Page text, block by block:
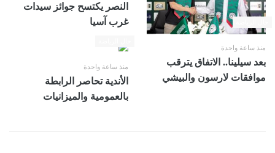
منذ ساعة واحدة
بعد سيلينا.. الاتفاق يترقب
موافقات لارسون والبيشي
النصر يكتسح جوائز سيدات
غرب آسيا
منذ ساعة واحدة
الأندية تحاصر الرابطة
بالعمومية والميزانيات